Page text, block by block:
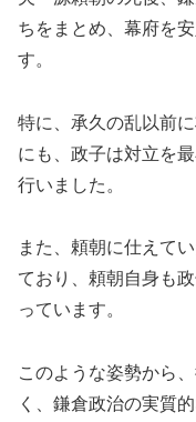
ちをまとめ、幕府を
す。
特に、承久の乱以前
にも、政子は対立を
行いました。
また、頼朝に仕えて
ており、頼朝自身も
っています。
このような姿勢から
く、鎌倉政治の実質